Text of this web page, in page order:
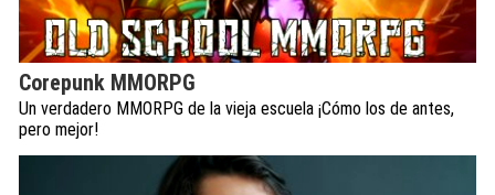
Corepunk MMORPG
Un verdadero MMORPG de la vieja escuela ¡Cómo los de antes,
pero mejor!